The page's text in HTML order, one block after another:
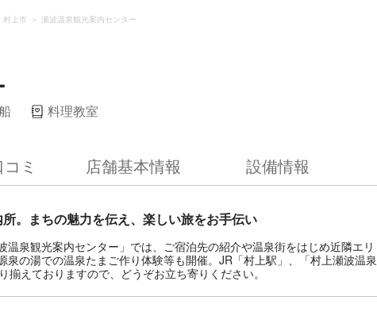
村上市 瀬波温泉観光案内センター
料理教室
コミ 店舗基本情報 設備情報
。まちの魅力を伝え、楽しい旅をお手伝い
泉観光案内センター」では、ご宿泊先の紹介や温泉街をはじめ近隣エリ
の湯での温泉たまご作り体験等も開催。JR「村上駅」、「村上瀬波温泉
えておりますので、どうぞお立ち寄りください。